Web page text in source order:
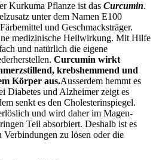
Kurkuma Pflanze ist das Curcumin.
unter dem Namen E100
und Geschmacksträger.
medizinische Heilwirkung. Mit Hilfe
und natürlich die eigene
Curcumin wirkt
krebshemmend und
Körper aus.Ausserdem hemmt es
Diabetes und Alzheimer zeigt es
senkt es den Cholesterinspiegel.
und wird daher im Magen-
Teil absorbiert. Deshalb ist es
zu lösen oder die